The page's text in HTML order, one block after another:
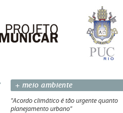
+ meio ambiente
"Acordo climático é tão urgente quanto
planejamento urbano"